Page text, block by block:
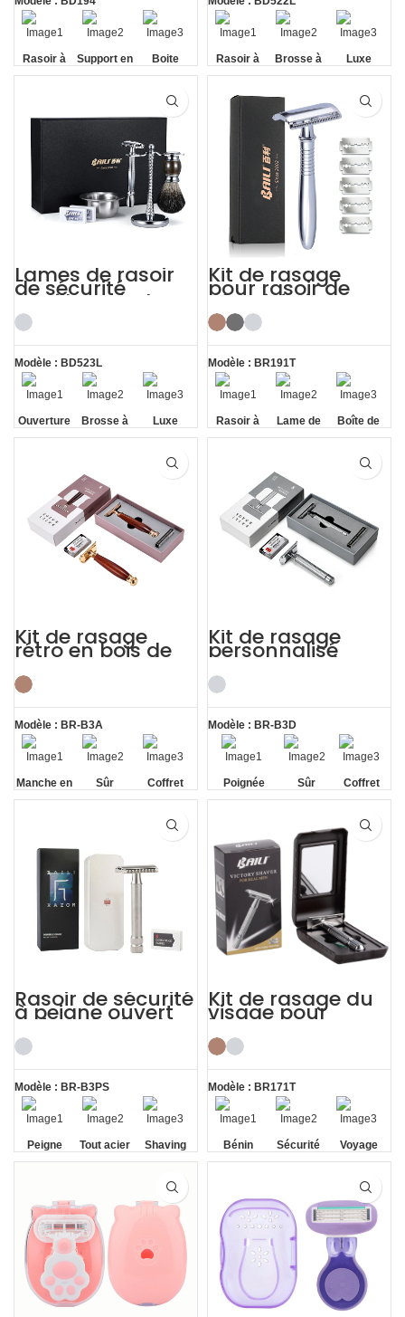
Rasoir à
long
Support en
alliage de
Boite
cadeau
Rasoir à
long
manche
Brosse à
blaireau
Luxe
Lames de rasoir
de sécurité
papillon, Kit de
rasage cadeau
pour hommes
avec brosse
Modèle : BD523L
Ouverture
papillon
Brosse à
blaireau
Luxe
Kit de rasage
pour rasoir de
sécurité vintage
191 avec boîte de
rangement de
lame
Modèle : BR191T
Rasoir à
long
Lame de
rasoir
Boîte de
rangement
Kit de rasage
rétro en bois de
santal naturel
rouge, 5 lames de
rasoir
Modèle : BR-B3A
Manche en
bois de
Sûr
Coffret
cadeau
exquis
Kit de rasage
personnalisé
pour rasoir doux
avec poignée
antidérapante
Tale Classic
Modèle : BR-B3D
Poignée
antidérapante
Sûr
Coffret
cadeau
exquis
Rasoir de sécurité
à peigne ouvert
et fermé, kits de
rasage en acier
inoxydable pour
hommes
Modèle : BR-B3PS
Peigne
ouvert et
Tout acier
inoxydable
Shaving
Kits Men
Kit de rasage du
visage pour
hommes avec
rasoir de sécurité
classique et étui
de voyage
Modèle : BR171T
Bénin Sécurité
Voyage
Casel